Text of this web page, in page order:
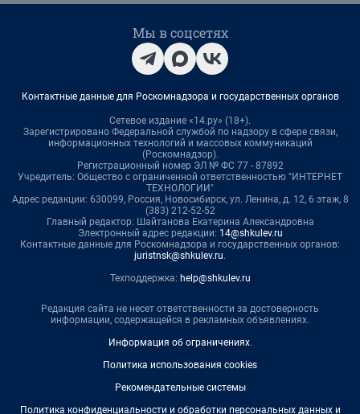
Мы в соцсетях
Контактные данные для Роскомнадзора и государственных органов
Сетевое издание «14.ру» (18+).
Зарегистрировано Федеральной службой по надзору в сфере связи,
информационных технологий и массовых коммуникаций
(Роскомнадзор).
Регистрационный номер ЭЛ № ФС 77 - 87892
Учредитель: Общество с ограниченной ответственностью "ИНТЕРНЕТ
ТЕХНОЛОГИИ"
Адрес редакции: 630099, Россия, Новосибирск, ул. Ленина, д. 12, 6 этаж, 8
(383) 212-52-52
Главный редактор: Шайтанова Екатерина Александровна
Электронный адрес редакции: 14@shkulev.ru
Контактные данные для Роскомнадзора и государственных органов:
juristnsk@shkulev.ru.
Техподдержка: help@shkulev.ru
Редакция сайта не несет ответственности за достоверность
информации, содержащейся в рекламных объявлениях.
Информация об ограничениях.
Политика использования cookies
Рекомендательные системы
Политика конфиденциальности и обработки персональных данных и